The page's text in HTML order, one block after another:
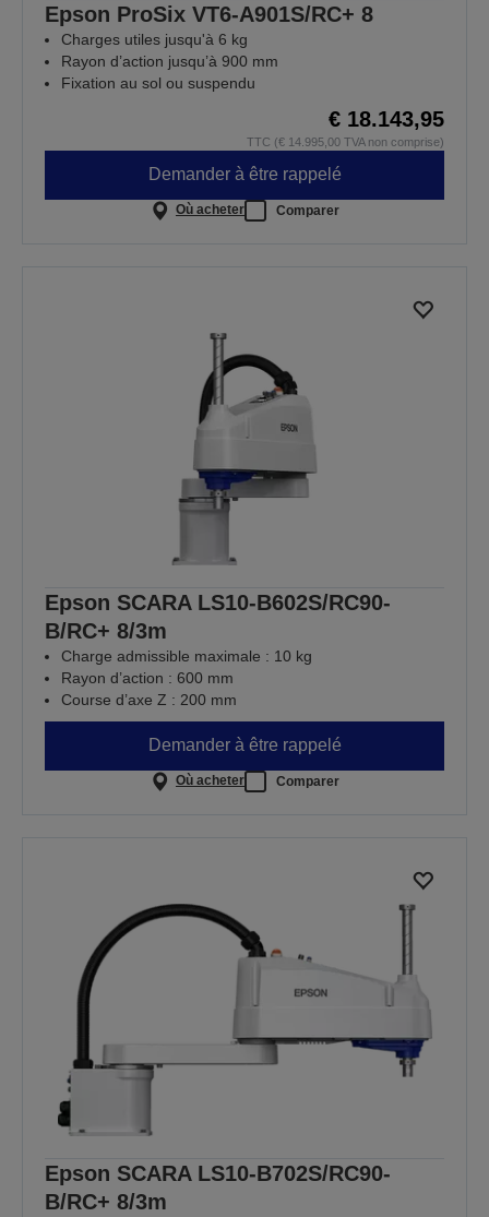
Epson ProSix VT6-A901S/RC+ 8
Charges utiles jusqu'à 6 kg
Rayon d’action jusqu’à 900 mm
Fixation au sol ou suspendu
€ 18.143,95
TTC (€ 14.995,00 TVA non comprise)
Demander à être rappelé
Où acheter Comparer
Epson SCARA LS10-B602S/RC90-
B/RC+ 8/3m
Charge admissible maximale : 10 kg
Rayon d’action : 600 mm
Course d’axe Z : 200 mm
Demander à être rappelé
Où acheter Comparer
Epson SCARA LS10-B702S/RC90-
B/RC+ 8/3m